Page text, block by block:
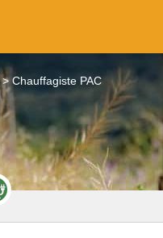
Chauffagiste PAC